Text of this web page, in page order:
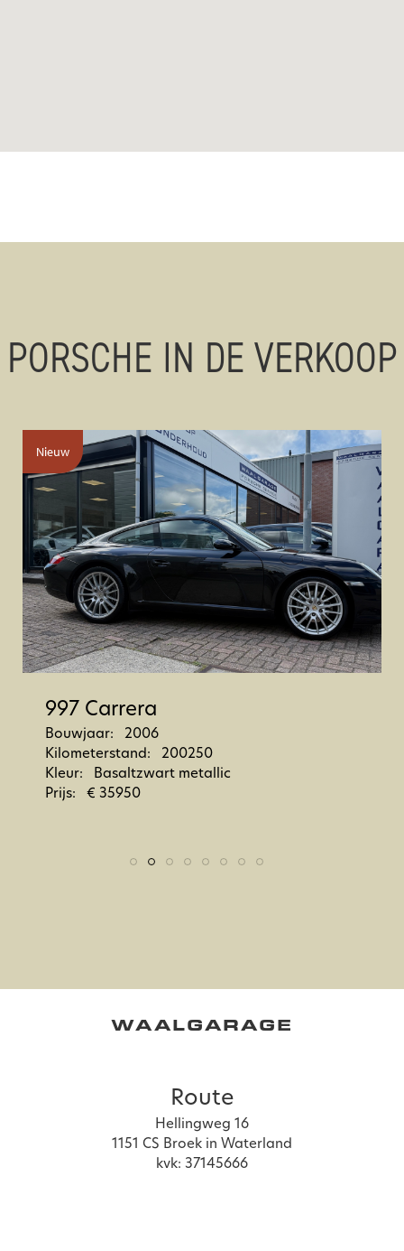
PORSCHE IN DE VERKOOP
Carrera
2006
200250
Basaltzwart metallic
€ 35950
WAALGARAGE
Route
Hellingweg 16
1151 CS Broek in Waterland
kvk: 37145666